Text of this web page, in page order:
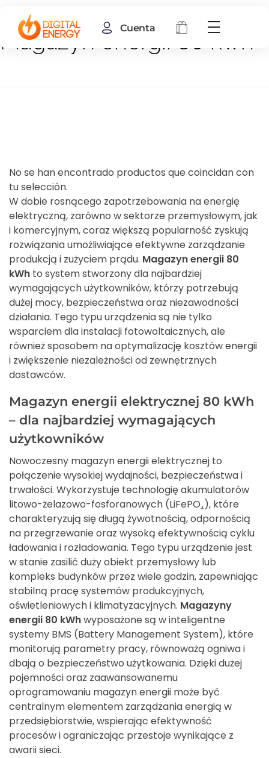
Cuenta
Magazyn energii 80 kwh
No se han encontrado productos que coincidan con
tu selección.
W dobie rosnącego zapotrzebowania na energię
elektryczną, zarówno w sektorze przemysłowym, jak
i komercyjnym, coraz większą popularność zyskują
rozwiązania umożliwiające efektywne zarządzanie
produkcją i zużyciem prądu. Magazyn energii 80
kWh to system stworzony dla najbardziej
wymagających użytkowników, którzy potrzebują
dużej mocy, bezpieczeństwa oraz niezawodności
działania. Tego typu urządzenia są nie tylko
wsparciem dla instalacji fotowoltaicznych, ale
również sposobem na optymalizację kosztów energii
i zwiększenie niezależności od zewnętrznych
dostawców.
Magazyn energii elektrycznej 80 kWh
– dla najbardziej wymagających
użytkowników
Nowoczesny magazyn energii elektrycznej to
połączenie wysokiej wydajności, bezpieczeństwa i
trwałości. Wykorzystuje technologię akumulatorów
litowo-żelazowo-fosforanowych (LiFePO₄), które
charakteryzują się długą żywotnością, odpornością
na przegrzewanie oraz wysoką efektywnością cyklu
ładowania i rozładowania. Tego typu urządzenie jest
w stanie zasilić duży obiekt przemysłowy lub
kompleks budynków przez wiele godzin, zapewniając
stabilną pracę systemów produkcyjnych,
oświetleniowych i klimatyzacyjnych. Magazyny
energii 80 kWhwyposażone są w inteligentne
systemy BMS (Battery Management System), które
monitorują parametry pracy, równoważą ogniwa i
dbają o bezpieczeństwo użytkowania. Dzięki dużej
pojemności oraz zaawansowanemu
oprogramowaniu magazyn energii może być
centralnym elementem zarządzania energią w
przedsiębiorstwie, wspierając efektywność
procesów i ograniczając przestoje wynikające z
awarii sieci.